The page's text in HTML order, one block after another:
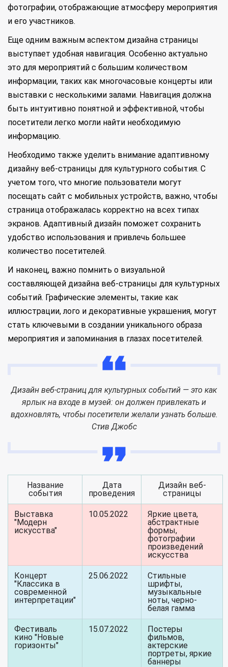
фотографии, отображающие атмосферу мероприятия
и его участников.
Еще одним важным аспектом дизайна страницы
выступает удобная навигация. Особенно актуально
это для мероприятий с большим количеством
информации, таких как многочасовые концерты или
выставки с несколькими залами. Навигация должна
быть интуитивно понятной и эффективной, чтобы
посетители легко могли найти необходимую
информацию.
Необходимо также уделить внимание адаптивному
дизайну веб-страницы для культурного события. С
учетом того, что многие пользователи могут
посещать сайт с мобильных устройств, важно, чтобы
страница отображалась корректно на всех типах
экранов. Адаптивный дизайн поможет сохранить
удобство использования и привлечь большее
количество посетителей.
И наконец, важно помнить о визуальной
составляющей дизайна веб-страницы для культурных
событий. Графические элементы, такие как
иллюстрации, лого и декоративные украшения, могут
стать ключевыми в создании уникального образа
мероприятия и запоминания в глазах посетителей.
Дизайн веб-страниц для культурных событий — это как
ярлык на входе в музей: он должен привлекать и
вдохновлять, чтобы посетители желали узнать больше.
Стив Джобс
Название
события
Дата
проведения
Дизайн веб-
страницы
Выставка
"Модерн
искусства"
10.05.2022
Яркие цвета,
абстрактные
формы,
фотографии
произведений
искусства
Концерт
"Классика в
современной
интерпретации"
25.06.2022
Стильные
шрифты,
музыкальные
ноты, черно-
белая гамма
Фестиваль
кино "Новые
горизонты"
15.07.2022
Постеры
фильмов,
актерские
портреты, яркие
баннеры